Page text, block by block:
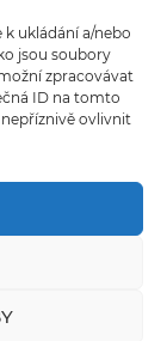
ukládání a/nebo
jsou soubory
zpracovávat
ID na tomto
ovlivnit
3D model.
model úpravami,